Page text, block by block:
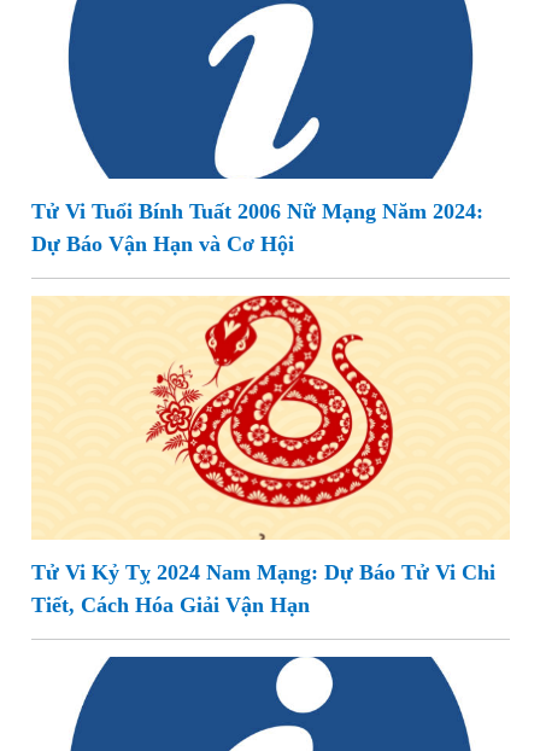
Tử Vi Tuổi Bính Tuất 2006 Nữ Mạng Năm 2024:
Dự Báo Vận Hạn và Cơ Hội
Tử Vi Kỷ Tỵ 2024 Nam Mạng: Dự Báo Tử Vi Chi
Tiết, Cách Hóa Giải Vận Hạn